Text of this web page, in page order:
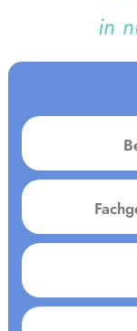
in
Fachgebiet
Kompetenzen
Language: